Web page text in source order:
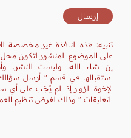
تنبيه: هذه النافذة غير مخصصة
على الموضوع المنشور لتكون محل
إن شاء الله، وليست للنشر.
استقبالها في قسم " أرسل
الإخوة الزوار إذا لم يُجَب على
التعليقات " وذلك لغرض تنظيم